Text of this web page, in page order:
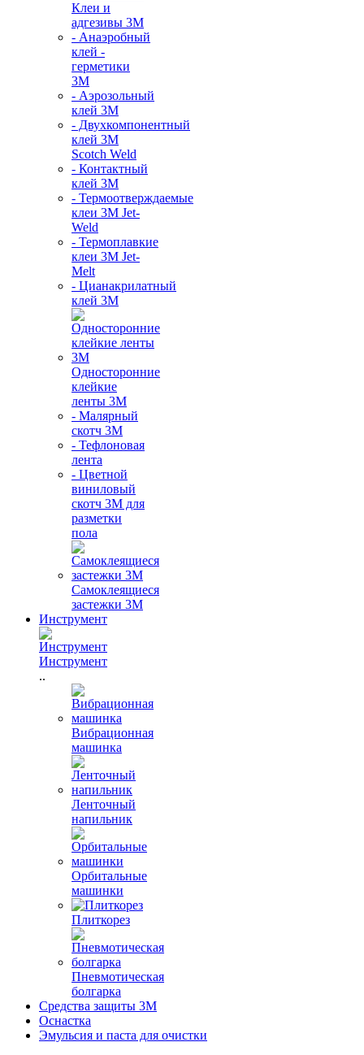
Клеи и
адгезивы 3М
- Анаэробный
клей -
герметики
3М
- Аэрозольный
клей 3М
- Двухкомпонентный
клей 3М
Scotch Weld
- Контактный
клей 3M
- Термоотверждаемые
клеи 3М Jet-
Weld
- Термоплавкие
клеи 3М Jet-
Melt
- Цианакрилатный
клей 3М
Односторонние
клейкие
ленты 3М
- Малярный
скотч 3М
- Тефлоновая
лента
- Цветной
виниловый
скотч 3М для
разметки
пола
Самоклеящиеся
застежки 3М
Инструмент
Инструмент
..
Вибрационная
машинка
Ленточный
напильник
Орбитальные
машинки
Плиткорез
Пневмотическая
болгарка
Средства защиты 3М
Оснастка
Эмульсия и паста для очистки